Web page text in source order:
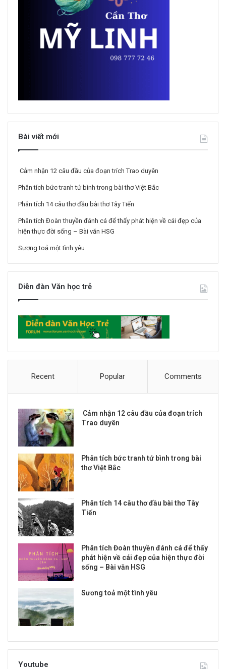
Bài viết mới
Cảm nhận 12 câu đầu của đoạn trích Trao duyên
Phân tích bức tranh tứ bình trong bài thơ Việt Bắc
Phân tích 14 câu thơ đầu bài thơ Tây Tiến
Phân tích Đoàn thuyền đánh cá để thấy phát hiện về cái đẹp của
hiện thực đời sống – Bài văn HSG
Sương toả một tình yêu
Diễn đàn Văn học trẻ
Recent Popular Comments
Cảm nhận 12 câu đầu của đoạn trích
Trao duyên
Phân tích bức tranh tứ bình trong bài
thơ Việt Bắc
Phân tích 14 câu thơ đầu bài thơ Tây
Tiến
Phân tích Đoàn thuyền đánh cá để thấy
phát hiện về cái đẹp của hiện thực đời
sống – Bài văn HSG
Sương toả một tình yêu
Youtube